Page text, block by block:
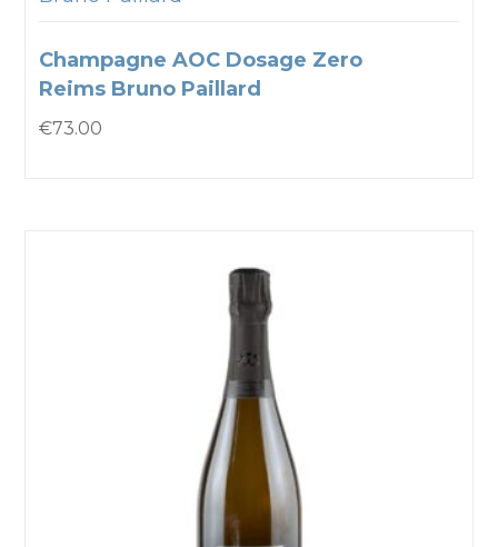
Champagne AOC Dosage Zero
Reims Bruno Paillard
€73.00